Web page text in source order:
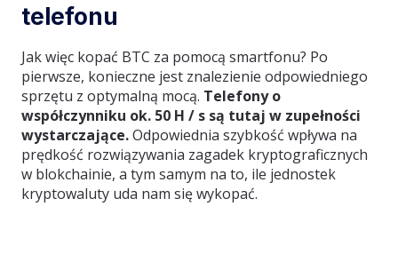
telefonu
Jak więc kopać BTC za pomocą smartfonu? Po
pierwsze, konieczne jest znalezienie odpowiedniego
sprzętu z optymalną mocą. Telefony o
współczynniku ok. 50 H / s są tutaj w zupełności
wystarczające.Odpowiednia szybkość wpływa na
prędkość rozwiązywania zagadek kryptograficznych
w blokchainie, a tym samym na to, ile jednostek
kryptowaluty uda nam się wykopać.